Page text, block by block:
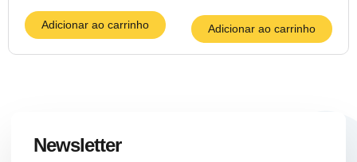
Adicionar ao carrinho Adicionar ao carrinho
Newsletter